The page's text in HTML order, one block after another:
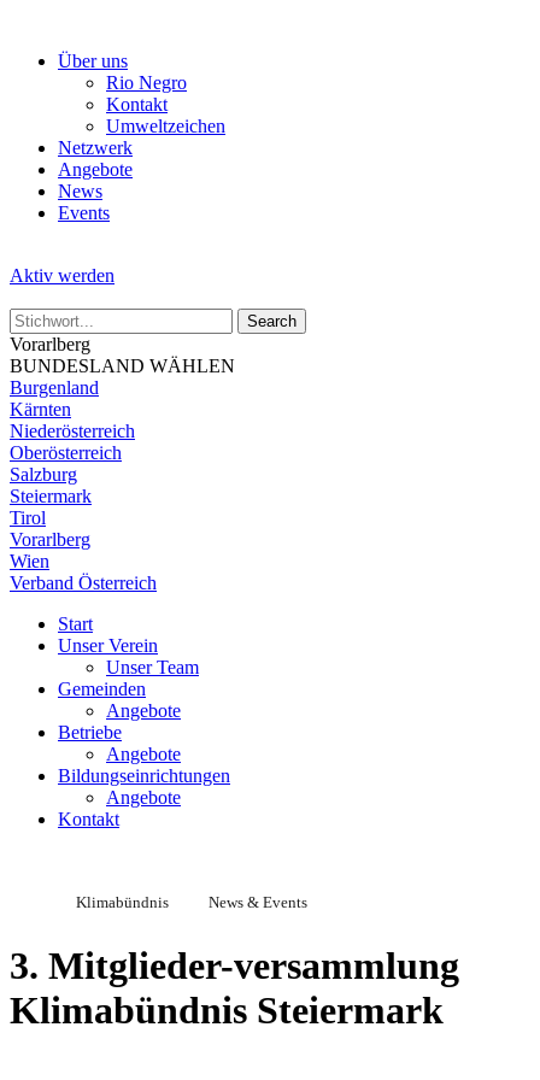
Über uns
Rio Negro
Kontakt
Umweltzeichen
Netzwerk
Angebote
News
Events
Aktiv werden
Vorarlberg
BUNDESLAND WÄHLEN
Burgenland
Kärnten
Niederösterreich
Oberösterreich
Salzburg
Steiermark
Tirol
Vorarlberg
Wien
Verband Österreich
Start
Unser Verein
Unser Team
Gemeinden
Angebote
Betriebe
Angebote
Bildungseinrichtungen
Angebote
Kontakt
Klimabündnis News & Events
3. Mitglieder-versammlung
Klimabündnis Steiermark